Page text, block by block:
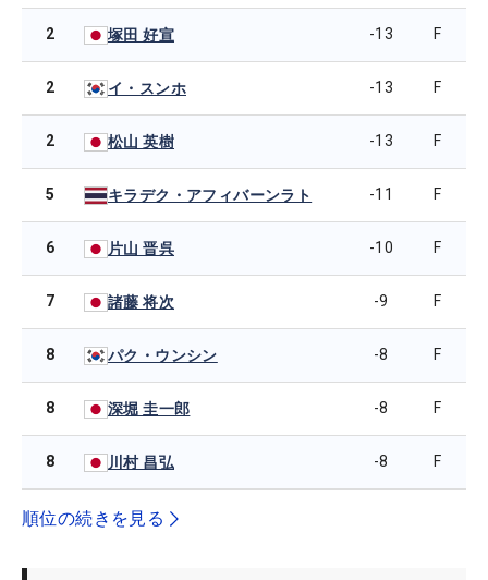
2 塚田 好宣 -13 F
2 イ・スンホ -13 F
2 松山 英樹 -13 F
5 キラデク・アフィバーンラト -11 F
6 片山 晋呉 -10 F
7 諸藤 将次 -9 F
8 パク・ウンシン -8 F
8 深堀 圭一郎 -8 F
8 川村 昌弘 -8 F
順位の続きを見る